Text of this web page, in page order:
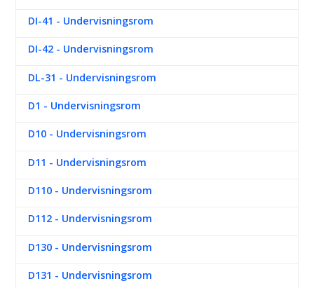
DI-41 - Undervisningsrom
DI-42 - Undervisningsrom
DL-31 - Undervisningsrom
D1 - Undervisningsrom
D10 - Undervisningsrom
D11 - Undervisningsrom
D110 - Undervisningsrom
D112 - Undervisningsrom
D130 - Undervisningsrom
D131 - Undervisningsrom